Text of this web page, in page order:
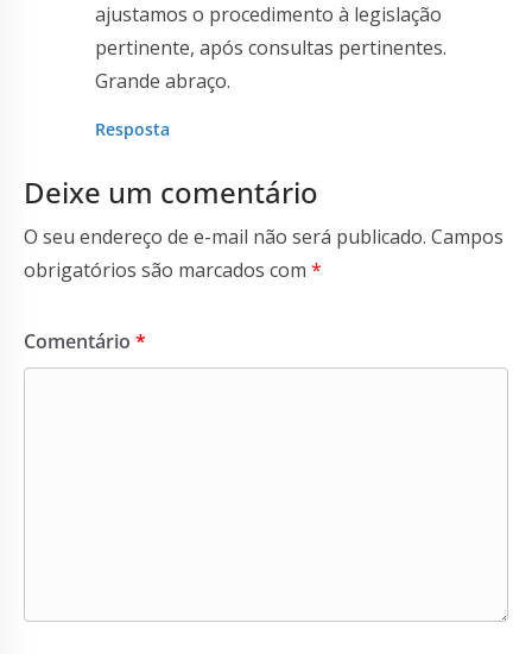
ajustamos o procedimento à legislação
pertinente, após consultas pertinentes.
Grande abraço.
Resposta
Deixe um comentário
O seu endereço de e-mail não será publicado. Campos
obrigatórios são marcados com *
Comentário *